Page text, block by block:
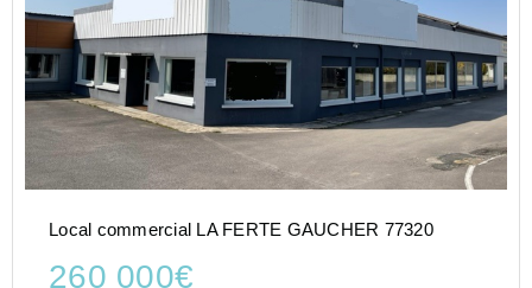
Local commercial LA FERTE GAUCHER 77320
260 000€